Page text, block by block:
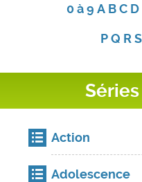
0 à 9 A B C D
P Q R S
Action
Adolescence